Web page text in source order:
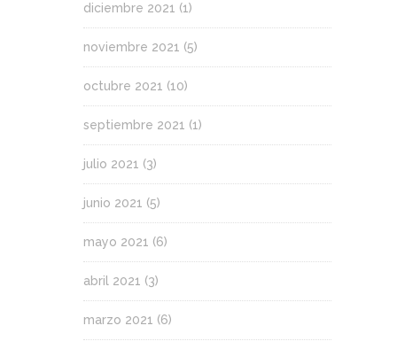
diciembre 2021 (1)
noviembre 2021 (5)
octubre 2021 (10)
septiembre 2021 (1)
julio 2021 (3)
junio 2021 (5)
mayo 2021 (6)
abril 2021 (3)
marzo 2021 (6)